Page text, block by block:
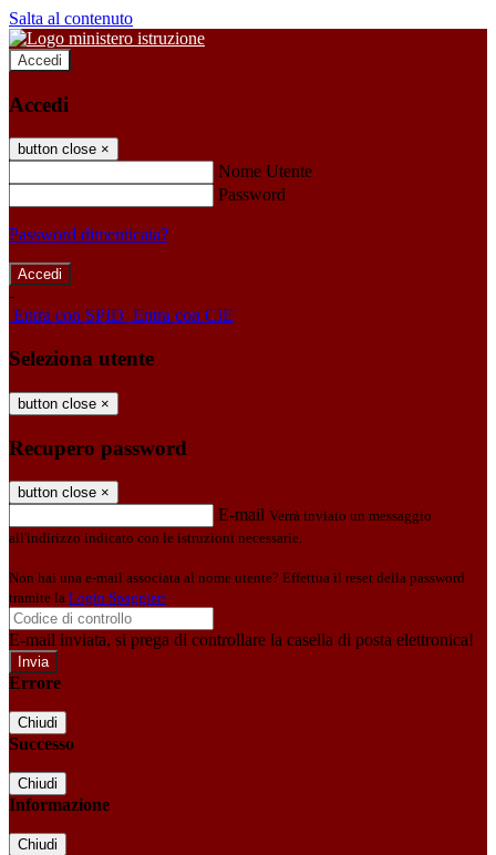
Salta al contenuto
Accedi
Accedi
button close ×
Nome Utente
Password
Password dimenticata?
-
Entra con SPID Entra con CIE
Seleziona utente
button close ×
Recupero password
button close ×
E-mail Verrà inviato un messaggio
all'indirizzo indicato con le istruzioni necessarie.
Non hai una e-mail associata al nome utente? Effettua il reset della password
tramite la Login Spaggiari
E-mail inviata, si prega di controllare la casella di posta elettronica!
Errore
Chiudi
Successo
Chiudi
Informazione
Chiudi